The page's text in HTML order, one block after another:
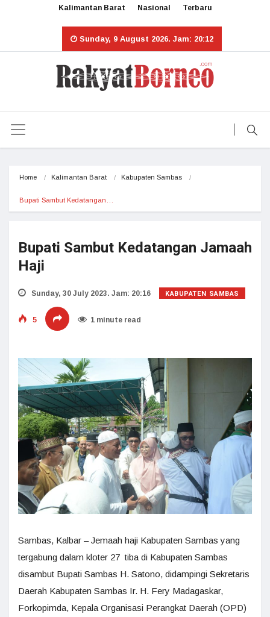
Kalimantan Barat Nasional Terbaru
Sunday, 9 August 2026. Jam: 20:12
Home Kalimantan Barat Kabupaten Sambas
Bupati Sambut Kedatangan…
Bupati Sambut Kedatangan Jamaah
Haji
Sunday, 30 July 2023. Jam: 20:16 KABUPATEN SAMBAS
5 1 minute read
Sambas, Kalbar – Jemaah haji Kabupaten Sambas yang
tergabung dalam kloter 27 tiba di Kabupaten Sambas
disambut Bupati Sambas H. Satono, didampingi Sekretaris
Daerah Kabupaten Sambas Ir. H. Fery Madagaskar,
Forkopimda, Kepala Organisasi Perangkat Daerah (OPD)